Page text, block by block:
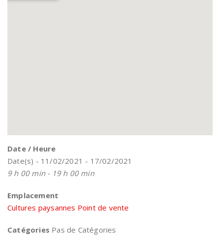
Date / Heure
Date(s) - 11/02/2021 - 17/02/2021
9 h 00 min - 19 h 00 min
Emplacement
Cultures paysannes Point de vente
Catégories Pas de Catégories